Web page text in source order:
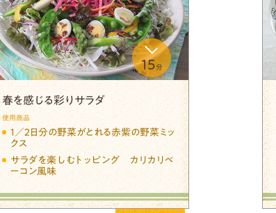
春を感じる彩りサラダ
15分
使用商品
１／２日分の野菜がとれる赤紫の野菜ミッ
クス
サラダを楽しむトッピング カリカリベ
ーコン風味